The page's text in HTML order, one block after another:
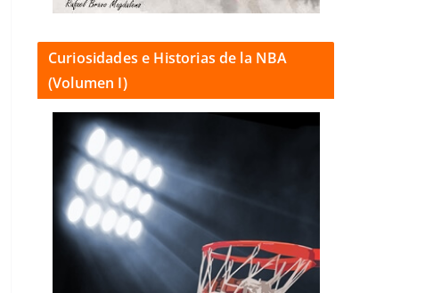
Curiosidades e Historias de la NBA
(Volumen I)